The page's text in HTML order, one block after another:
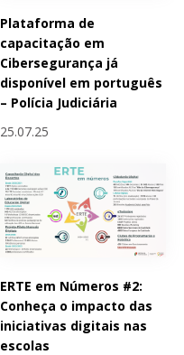
Plataforma de
capacitação em
Cibersegurança já
disponível em português
– Polícia Judiciária
25.07.25
ERTE em Números #2:
Conheça o impacto das
iniciativas digitais nas
escolas